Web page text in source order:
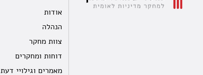
אודות
הנהלה
צוות מחקר
דוחות ומחקרים
מאמרים וגילויי דעת